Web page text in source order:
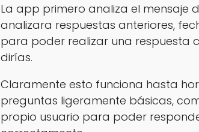
La app primero analiza el mensaje
analizara respuestas anteriores,
para poder realizar una respuesta
dirías.
Claramente esto funciona hasta
preguntas ligeramente básicas,
propio usuario para poder